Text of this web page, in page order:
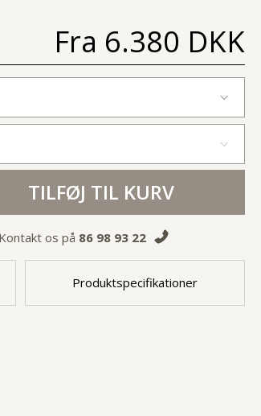
Fra 6.380 DKK
TILFØJ TIL KURV
Kontakt os på 86 98 93 22
Produktspecifikationer